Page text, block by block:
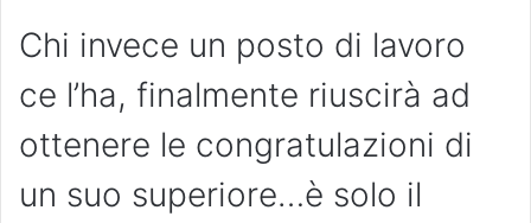
Chi invece un posto di lavoro
ce l’ha, finalmente riuscirà ad
ottenere le congratulazioni di
un suo superiore…è solo il